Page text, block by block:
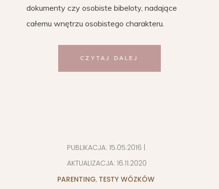
dokumenty czy osobiste bibeloty, nadające
całemu wnętrzu osobistego charakteru.
CZYTAJ DALEJ
PUBLIKACJA: 15.05.2016
AKTUALIZACJA: 16.11.2020
PARENTING, TESTY WÓZKÓW